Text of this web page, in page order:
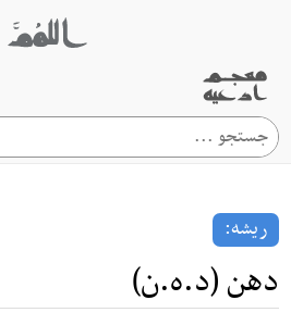
ریشه:
دهن (د.ه.ن)